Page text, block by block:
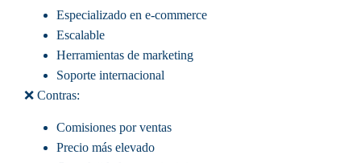
Especializado en e-commerce
Escalable
Herramientas de marketing
Soporte internacional
❌ Contras:
Comisiones por ventas
Precio más elevado